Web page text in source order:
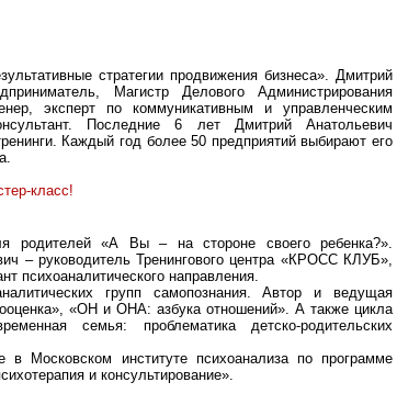
стратегии продвижения бизнеса». Дмитрий
Магистр Делового Администрирования
эксперт по коммуникативным и управленческим
Последние 6 лет Дмитрий Анатольевич
Каждый год более 50 предприятий выбирают его
класс!
родителей «А Вы – на стороне своего ребенка?».
– руководитель Тренингового центра «КРОСС КЛУБ»,
психоаналитического направления.
групп самопознания. Автор и ведущая
«ОН и ОНА: азбука отношений». А также цикла
семья: проблематика детско-родительских
в Московском институте психоанализа по программе
и консультирование».